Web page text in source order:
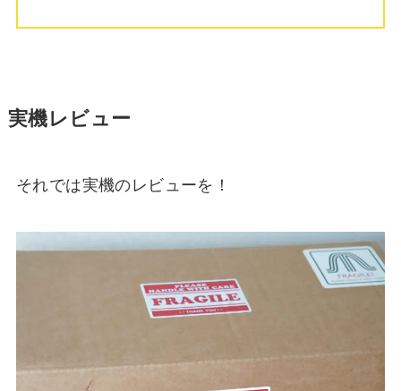
実機レビュー
それでは実機のレビューを！